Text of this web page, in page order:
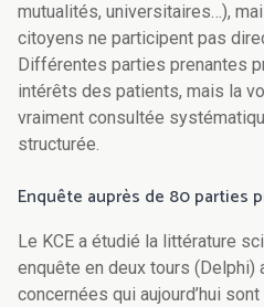
mutualités, universitaires…),
citoyens ne participent pas
Différentes parties prenantes
intérêts des patients, mais la
vraiment consultée
structurée.
Enquête auprès de 80 parties
Le KCE a étudié la littérature
enquête en deux tours (Delphi)
concernées qui aujourd’hui